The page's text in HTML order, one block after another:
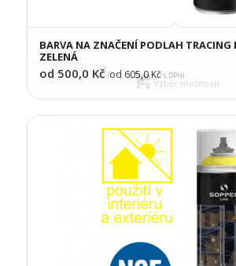
BARVA NA ZNAČENÍ PODLAH TRACING
ZELENÁ
od 500,0 Kč (od 605,0Kčs DPH)
Výběr možností